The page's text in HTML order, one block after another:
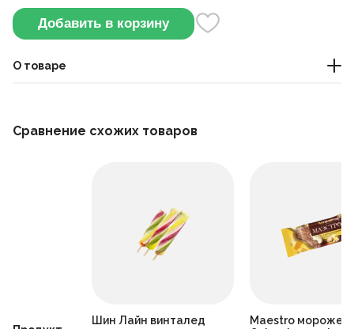
Добавить в корзину
О товаре
Сравнение схожих товаров
Шин Лайн винталед
Maestro